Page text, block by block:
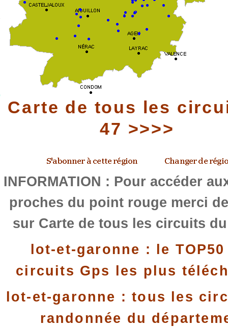
Carte de tous les
47 >>>>
INFORMATION : Pour accéder
proches du point rouge merci
sur Carte de tous les circuits du
lot-et-garonne : le
circuits Gps les plus
lot-et-garonne : tous les
randonnée du